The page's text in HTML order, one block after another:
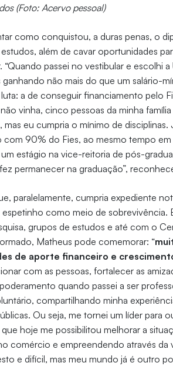
(Foto: Acervo pessoal)
como conquistou, a duras penas, o
além de cavar oportunidades
passei no vestibular e escolhi
não mais do que um salário-
a de conseguir financiamento pelo
vinha, cinco pessoas da minha
eu cumpria o mínimo de disciplinas.
90% do Fies, ao mesmo tempo em
estágio na vice-reitoria de pós-
permanecer na graduação”,
paralelamente, cumpria expediente
como meio de sobrevivência.
grupos de estudos e até com o
Matheus pode comemorar: “
de aporte financeiro e
com as pessoas, fortalecer as
quando passei a ser
compartilhando minha
Ou seja, me tornei um líder para
hoje me possibilitou melhorar a
comércio e empreendendo através da
e difícil, mas meu mundo já é outro